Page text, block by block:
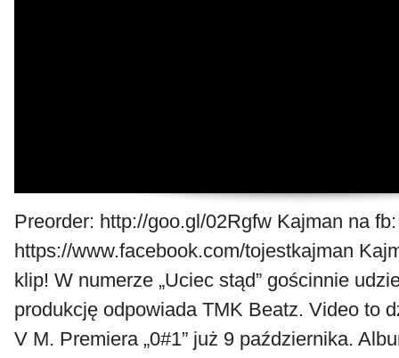
Preorder: http://goo.gl/02Rgfw Kajman na fb:
https://www.facebook.com/tojestkajman
klip! W numerze „Uciec stąd” gościnnie
produkcję odpowiada TMK Beatz. Video to
V M. Premiera „0#1” już 9 października.